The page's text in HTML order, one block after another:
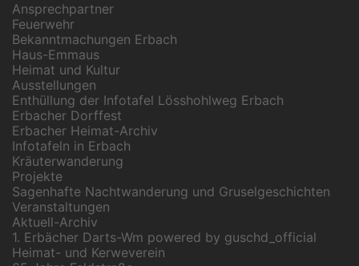
Ansprechpartner
Feuerwehr
Bekanntmachungen Erbach
Haus-Emmaus
Heimat und Kultur
Ausstellungen
Enthüllung der Infotafel Lösshohlweg Erbach
Erbacher Dorffest
Erbacher Heimat-Archiv
Infotafeln in Erbach
Kräuterwanderung
Projekte
Sagenhafte Nachtwanderung und Gruselgeschichten
Veranstaltungen
Aktuell-Archiv
1. Erbächer Darts-Wm powered by guschd_official
Heimat- und Kerweverein